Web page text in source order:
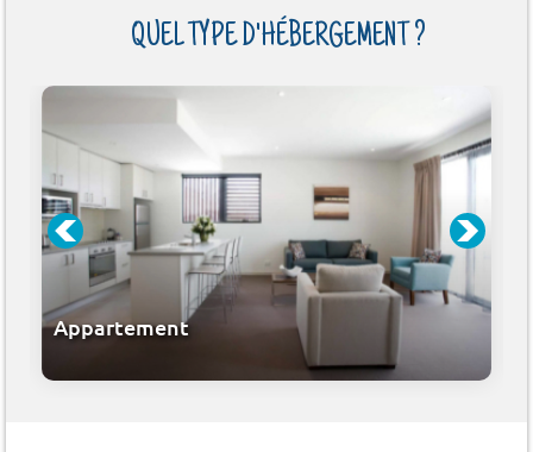
QUEL TYPE D'HÉBERGEMENT ?
Appartement